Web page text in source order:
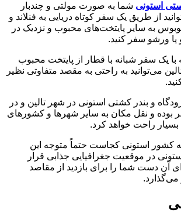
استونی شما به صورت مولتی و چندبار
از طریق یک سفر کوتاه دریایی به فنلاند و
به سایر پایتخت‌های محبوب و نزدیک در
یا ورشو سفر کنید.
یک سفر شبانه با قطار از پایتخت محبوب
می‌توانید به راحتی به مقصد متفاوتی نظیر
و بندر کشتی استونی در شهر تالین و در
بوده و نقل مکان به سایر شهرها و کشورهای
راحت خواهد کرد.
کشور استونی کجاست حتماً متوجه این
در موقعیت جغرافیایی جذابی قرار
آن دست شما را برای بازدید از مقاصد